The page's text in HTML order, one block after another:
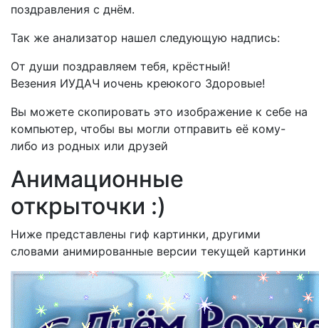
поздравления с днём.
Так же анализатор нашел следующую надпись:
От души поздравляем тебя, крёстный!
Везения ИУДАЧ иочень креюкого Здоровые!
Вы можете скопировать это изображение к себе на
компьютер, чтобы вы могли отправить её кому-
либо из родных или друзей
Анимационные
открыточки :)
Ниже представлены гиф картинки, другими
словами анимированные версии текущей картинки